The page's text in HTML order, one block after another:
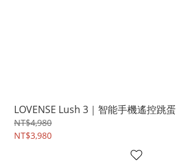
LOVENSE Lush 3｜智能手機遙控跳蛋
NT$4,980
NT$3,980